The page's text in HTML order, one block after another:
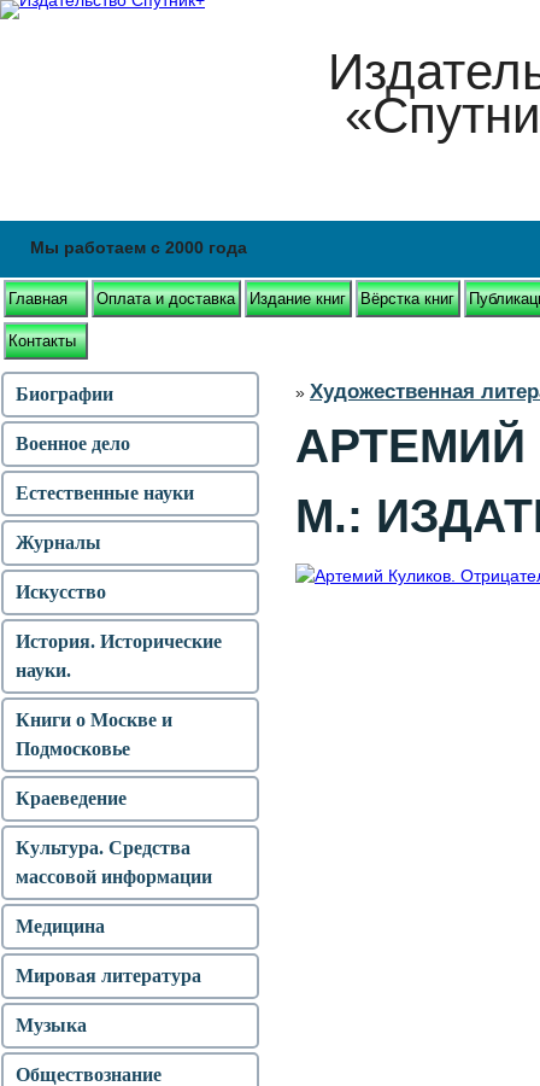
Мы работаем с 2000 года
Главная Оплата и доставка Издание книг Вёрстка книг
Контакты
» Художественная
АРТЕМИЙ
М.:
Биографии
Военное дело
Естественные науки
Журналы
Искусство
История. Исторические
науки.
Книги о Москве и
Подмосковье
Краеведение
Культура. Средства
массовой информации
Медицина
Мировая литература
Музыка
Обществознание